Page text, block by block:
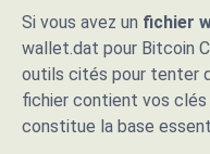
Si vous avez un fichier
wallet.dat pour Bitcoin
outils cités pour tenter
fichier contient vos
constitue la base